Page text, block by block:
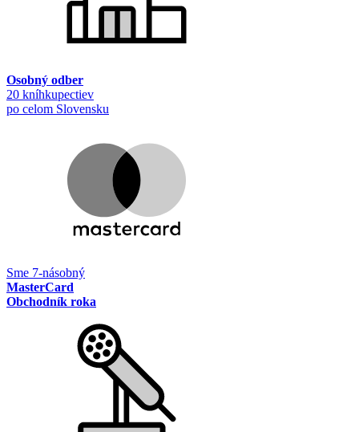
Osobný odber
20 kníhkupectiev
po celom Slovensku
Sme 7-násobný
MasterCard
Obchodník roka